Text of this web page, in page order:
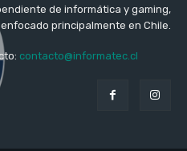
de informática y gaming,
enfocado principalmente en Chile.
contacto@informatec.cl